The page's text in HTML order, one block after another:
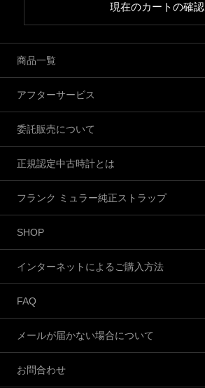
現在のカートの確認
商品一覧
アフターサービス
委託販売について
正規認定中古時計とは
フランク ミュラー純正ストラップ
SHOP
インターネットによるご購入方法
FAQ
メールが届かない場合について
お問合わせ